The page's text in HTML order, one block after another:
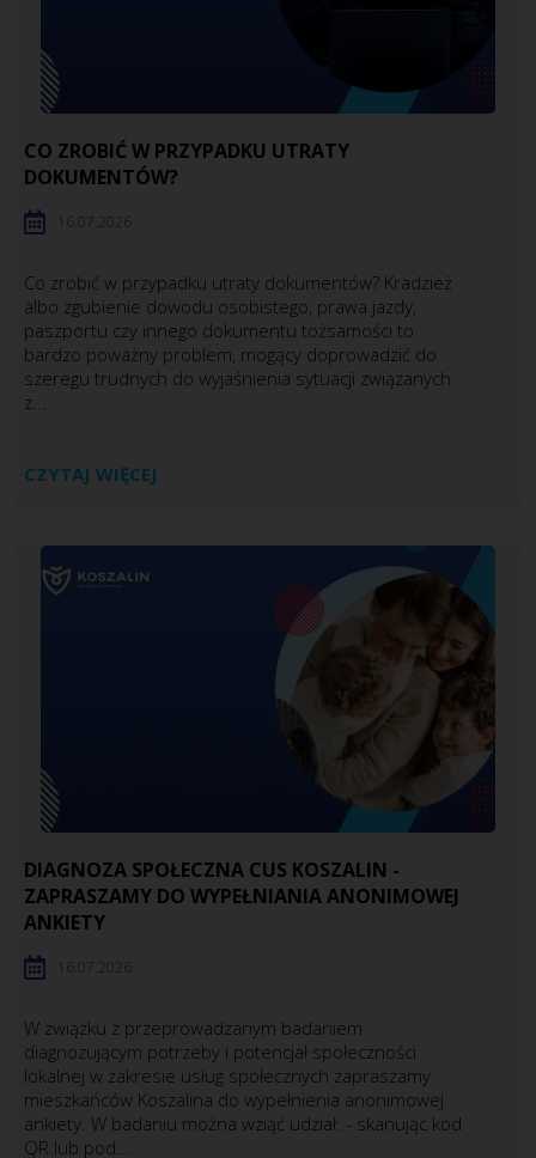
CO ZROBIĆ W PRZYPADKU UTRATY
DOKUMENTÓW?
16.07.2026
Co zrobić w przypadku utraty dokumentów? Kradzież
albo zgubienie dowodu osobistego, prawa jazdy,
paszportu czy innego dokumentu tożsamości to
bardzo poważny problem, mogący doprowadzić do
szeregu trudnych do wyjaśnienia sytuacji związanych
z...
CZYTAJ WIĘCEJ
DIAGNOZA SPOŁECZNA CUS KOSZALIN -
ZAPRASZAMY DO WYPEŁNIANIA ANONIMOWEJ
ANKIETY
16.07.2026
W związku z przeprowadzanym badaniem
diagnozującym potrzeby i potencjał społeczności
lokalnej w zakresie usług społecznych zapraszamy
mieszkańców Koszalina do wypełnienia anonimowej
ankiety. W badaniu można wziąć udział: - skanując kod
QR lub pod...